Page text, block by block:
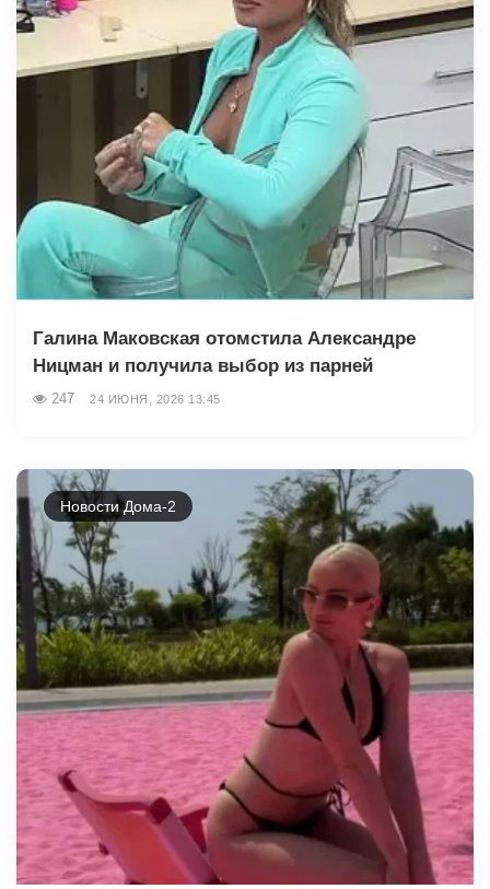
Галина Маковская отомстила Александре
Ницман и получила выбор из парней
247 24 ИЮНЯ, 2026 13:45
Новости Дома-2